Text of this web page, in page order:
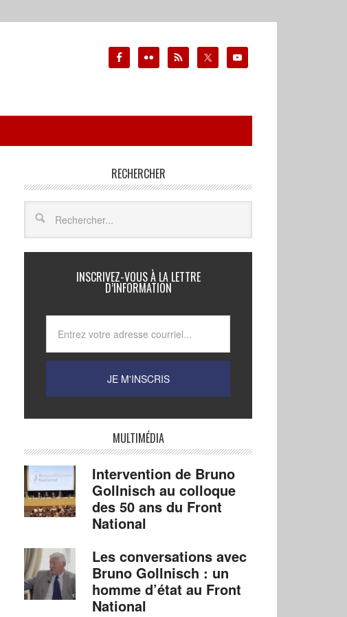
RECHERCHER
INSCRIVEZ-VOUS À LA LETTRE
D’INFORMATION
MULTIMÉDIA
Intervention de Bruno
Gollnisch au colloque
des 50 ans du Front
National
Les conversations avec
Bruno Gollnisch : un
homme d’état au Front
National